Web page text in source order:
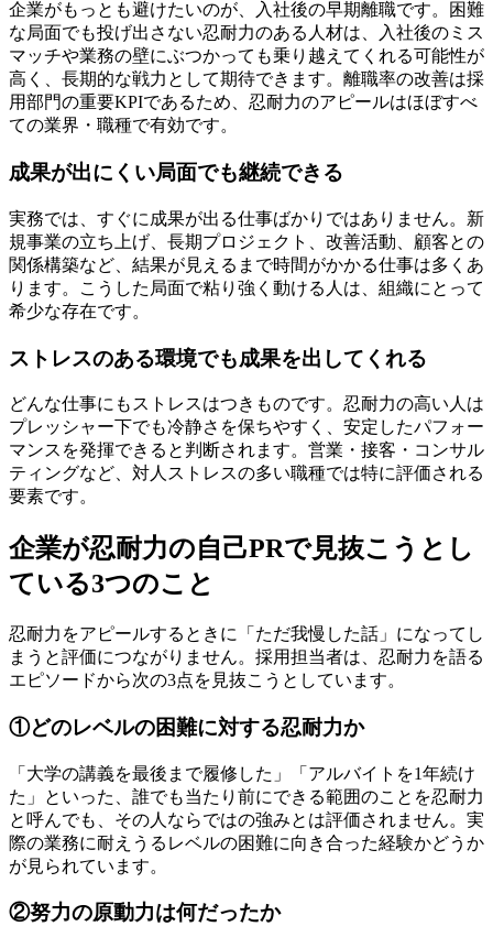
企業がもっとも避けたいのが、入社後の早期離職です。困難
な局面でも投げ出さない忍耐力のある人材は、入社後のミス
マッチや業務の壁にぶつかっても乗り越えてくれる可能性が
高く、長期的な戦力として期待できます。離職率の改善は採
用部門の重要KPIであるため、忍耐力のアピールはほぼすべ
ての業界・職種で有効です。
成果が出にくい局面でも継続できる
実務では、すぐに成果が出る仕事ばかりではありません。新
規事業の立ち上げ、長期プロジェクト、改善活動、顧客との
関係構築など、結果が見えるまで時間がかかる仕事は多くあ
ります。こうした局面で粘り強く動ける人は、組織にとって
希少な存在です。
ストレスのある環境でも成果を出してくれる
どんな仕事にもストレスはつきものです。忍耐力の高い人は
プレッシャー下でも冷静さを保ちやすく、安定したパフォー
マンスを発揮できると判断されます。営業・接客・コンサル
ティングなど、対人ストレスの多い職種では特に評価される
要素です。
企業が忍耐力の自己PRで見抜こうとし
ている3つのこと
忍耐力をアピールするときに「ただ我慢した話」になってし
まうと評価につながりません。採用担当者は、忍耐力を語る
エピソードから次の3点を見抜こうとしています。
①どのレベルの困難に対する忍耐力か
「大学の講義を最後まで履修した」「アルバイトを1年続け
た」といった、誰でも当たり前にできる範囲のことを忍耐力
と呼んでも、その人ならではの強みとは評価されません。実
際の業務に耐えうるレベルの困難に向き合った経験かどうか
が見られています。
②努力の原動力は何だったか